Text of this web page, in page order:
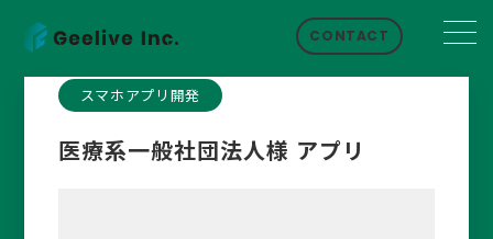
CONTACT
スマホアプリ開発
医療系一般社団法人様 アプリ